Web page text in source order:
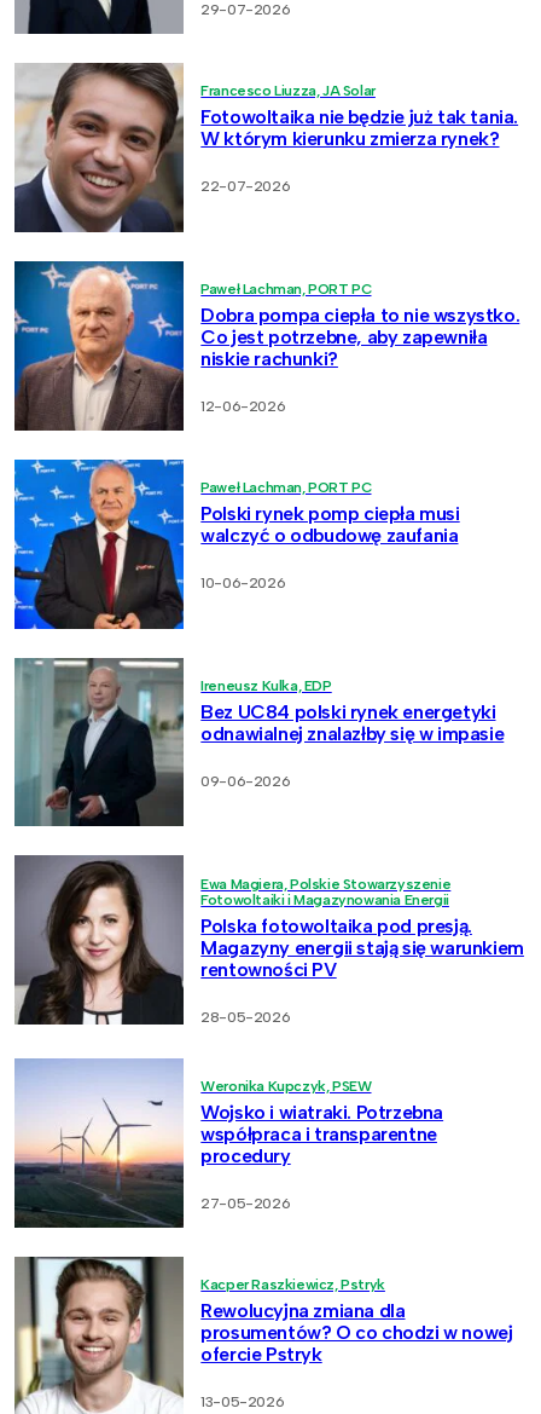
29-07-2026
Francesco Liuzza, JA Solar
Fotowoltaika nie będzie już tak tania.
W którym kierunku zmierza rynek?
22-07-2026
Paweł Lachman, PORT PC
Dobra pompa ciepła to nie wszystko.
Co jest potrzebne, aby zapewniła
niskie rachunki?
12-06-2026
Paweł Lachman, PORT PC
Polski rynek pomp ciepła musi
walczyć o odbudowę zaufania
10-06-2026
Ireneusz Kulka, EDP
Bez UC84 polski rynek energetyki
odnawialnej znalazłby się w impasie
09-06-2026
Ewa Magiera, Polskie Stowarzyszenie
Fotowoltaiki i Magazynowania Energii
Polska fotowoltaika pod presją.
Magazyny energii stają się warunkiem
rentowności PV
28-05-2026
Weronika Kupczyk, PSEW
Wojsko i wiatraki. Potrzebna
współpraca i transparentne
procedury
27-05-2026
Kacper Raszkiewicz, Pstryk
Rewolucyjna zmiana dla
prosumentów? O co chodzi w nowej
ofercie Pstryk
13-05-2026